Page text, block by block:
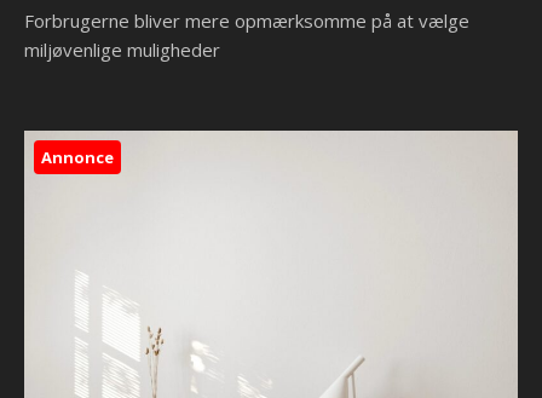
Forbrugerne bliver mere opmærksomme på at vælge
miljøvenlige muligheder
Annonce